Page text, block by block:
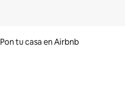
Pon tu casa en Airbnb